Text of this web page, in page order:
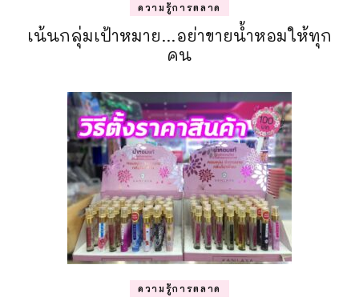
ความรู้การตลาด
เน้นกลุ่มเป้าหมาย…อย่าขายน้ำหอมให้ทุก
คน
ความรู้การตลาด